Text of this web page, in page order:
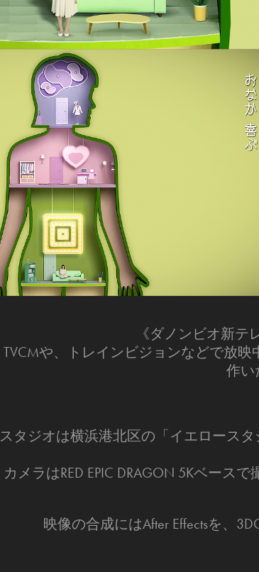
《ダノンビオ新テ
TVCMや、トレインビジョンなどで放
作い
スタジオは横浜港北区の「イエロース
カメラはRED EPIC DRAGON 5Kベース
映像の合成にはAfter Effectsを、